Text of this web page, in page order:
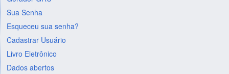
Sua Senha
Esqueceu sua senha?
Cadastrar Usuário
Livro Eletrônico
Dados abertos